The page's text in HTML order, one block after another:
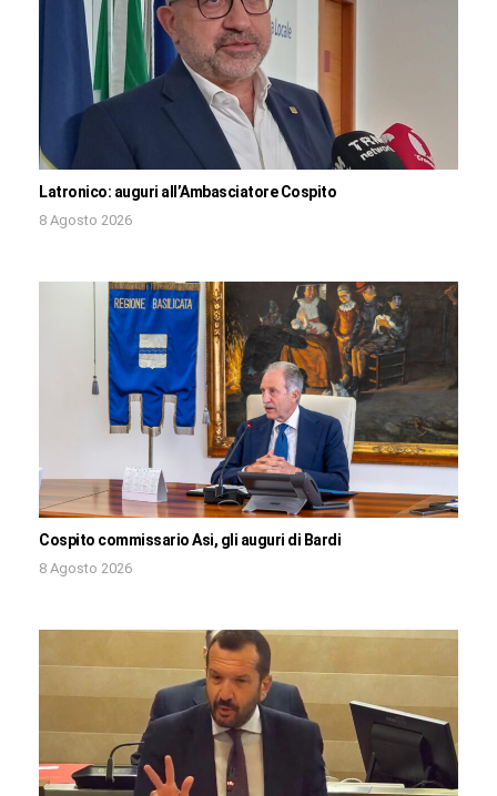
Latronico: auguri all’Ambasciatore Cospito
8 Agosto 2026
Cospito commissario Asi, gli auguri di Bardi
8 Agosto 2026